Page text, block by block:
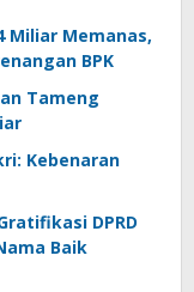
Miliar Memanas,
BPK
Tameng
Kebenaran
DPRD
Baik